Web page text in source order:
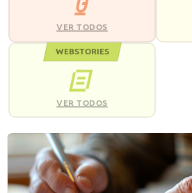
VER TODOS
WEBSTORIES
VER TODOS